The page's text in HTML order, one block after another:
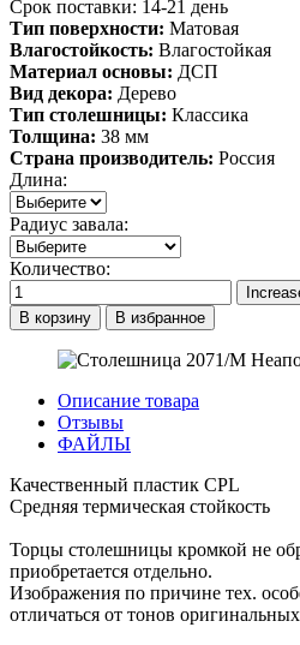
Срок поставки: 14-21 день
Тип поверхности: Матовая
Влагостойкость: Влагостойкая
Материал основы: ДСП
Вид декора: Дерево
Тип столешницы: Классика
Толщина: 38 мм
Страна производитель: Россия
Длина:
Радиус завала:
Количество:
В корзину В избранное
Описание товара
Отзывы
ФАЙЛЫ
Качественный пластик CPL
Средняя термическая стойкость
Торцы столешницы кромкой не
приобретается отдельно.
Изображения по причине тех.
отличаться от тонов